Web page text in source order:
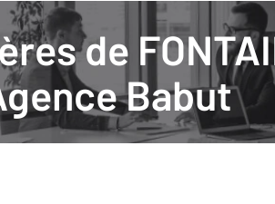
Babut
du monde. Cette journée spéciale, qui a lieu
et d'expression artistique qui rassemble les